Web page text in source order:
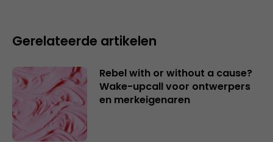
Gerelateerde artikelen
Rebel with or without a cause?
Wake-upcall voor ontwerpers
en merkeigenaren